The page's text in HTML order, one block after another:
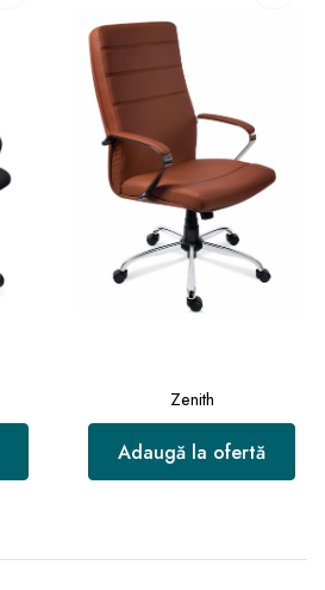
Zenith
Adaugă la ofertă